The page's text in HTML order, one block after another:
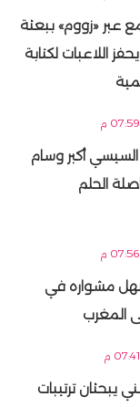
عبر «زووم» ببعثة
اللاعبات لكتابة
أكبر وسام
الحلم
مشواره في
المغرب
يبحثان ترتيبات